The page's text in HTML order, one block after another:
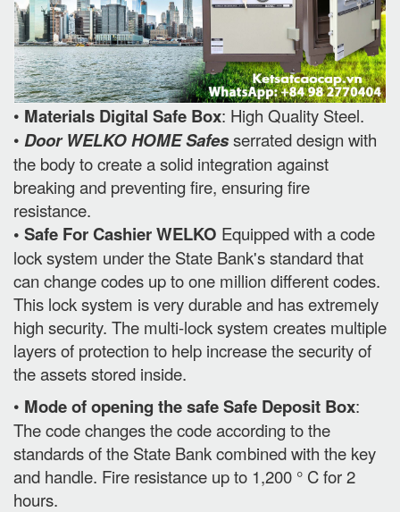
• Materials Digital Safe Box: High Quality Steel.
• Door WELKO HOME Safesserrated design with
the body to create a solid integration against
breaking and preventing fire, ensuring fire
resistance.
• Safe For Cashier WELKO Equipped with a code
lock system under the State Bank's standard that
can change codes up to one million different codes.
This lock system is very durable and has extremely
high security. The multi-lock system creates multiple
layers of protection to help increase the security of
the assets stored inside.
• Mode of opening the safe Safe Deposit Box:
The code changes the code according to the
standards of the State Bank combined with the key
and handle. Fire resistance up to 1,200 ° C for 2
hours.